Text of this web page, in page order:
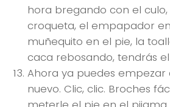
hora bregando con el culo,
croqueta, el empapador
muñequito en el pie, la
caca rebosando, tendrás
Ahora ya puedes empezar
nuevo. Clic, clic. Broches